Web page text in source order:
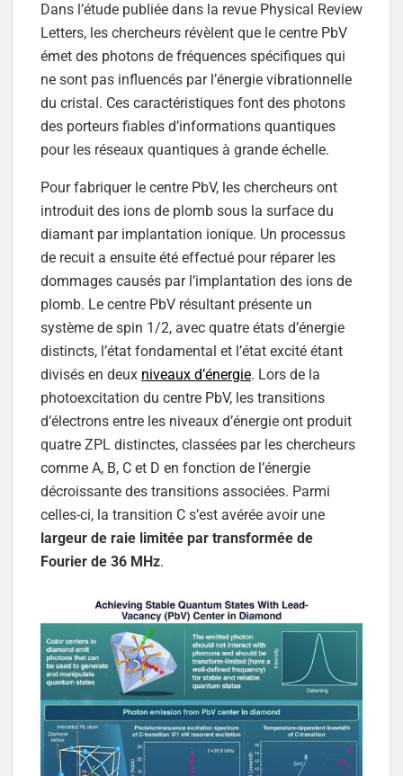
Dans l’étude publiée dans la revue Physical Review
Letters, les chercheurs révèlent que le centre PbV
émet des photons de fréquences spécifiques qui
ne sont pas influencés par l’énergie vibrationnelle
du cristal. Ces caractéristiques font des photons
des porteurs fiables d’informations quantiques
pour les réseaux quantiques à grande échelle.
Pour fabriquer le centre PbV, les chercheurs ont
introduit des ions de plomb sous la surface du
diamant par implantation ionique. Un processus
de recuit a ensuite été effectué pour réparer les
dommages causés par l’implantation des ions de
plomb. Le centre PbV résultant présente un
système de spin 1/2, avec quatre états d’énergie
distincts, l’état fondamental et l’état excité étant
divisés en deux niveaux d’énergie. Lors de la
photoexcitation du centre PbV, les transitions
d’électrons entre les niveaux d’énergie ont produit
quatre ZPL distinctes, classées par les chercheurs
comme A, B, C et D en fonction de l’énergie
décroissante des transitions associées. Parmi
celles-ci, la transition C s’est avérée avoir une
largeur de raie limitée par transformée de
Fourier de 36 MHz.